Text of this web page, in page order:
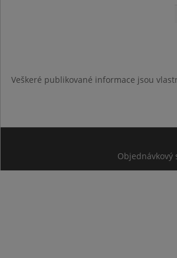
Veškeré publikované informace jsou
Objednávkový